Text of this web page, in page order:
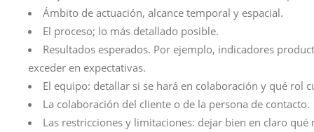
Ámbito de actuación, alcance temporal y espacial.
El proceso; lo más detallado posible.
Resultados esperados. Por ejemplo, indicadores
exceder en expectativas.
El equipo: detallar si se hará en colaboración y qué rol
La colaboración del cliente o de la persona de contacto.
Las restricciones y limitaciones: dejar bien en claro qué